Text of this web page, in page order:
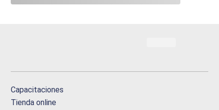
Capacitaciones
Tienda online